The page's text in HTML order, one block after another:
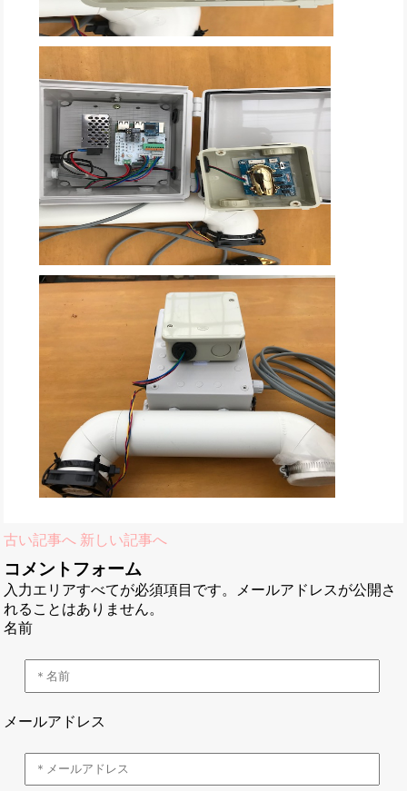
古い記事へ 新しい記事へ
コメントフォーム
入力エリアすべてが必須項目です。メールアドレスが公開さ
れることはありません。
名前
メールアドレス